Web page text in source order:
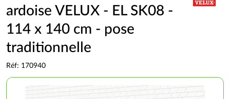
ardoise VELUX - EL SK08 -
114 x 140 cm - pose
traditionnelle
Réf: 170940